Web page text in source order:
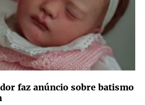
faz anúncio sobre batismo